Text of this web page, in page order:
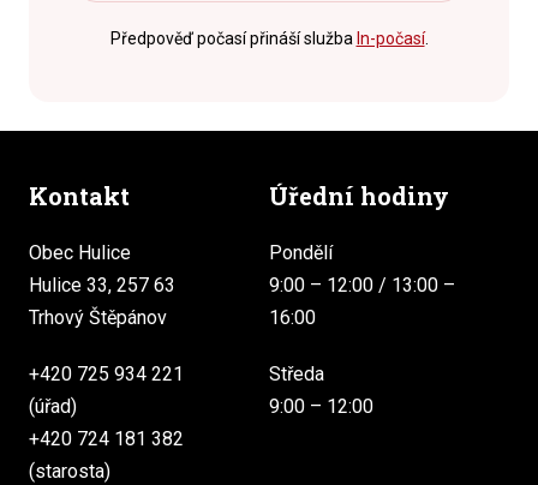
Předpověď počasí přináší služba In-počasí.
Kontakt
Obec Hulice
Hulice 33, 257 63
Trhový Štěpánov
+420 725 934 221
(úřad)
+420 724 181 382
(starosta)
Úřední hodiny
Pondělí
9:00 – 12:00 / 13:00 –
16:00
Středa
9:00 – 12:00